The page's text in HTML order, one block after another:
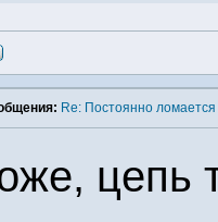
Re: Постоянно
цепь